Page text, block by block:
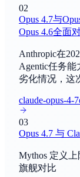
Claude
By
GPT-5.6
By
GPT-5.6
By
自然语
DROP
阅读理解
MATH
综合评估
02
Opus 4.7与
Opus 4.6全面
Anthropic在
Agentic任务
劣化情况，这
claude-opus-4-7
03
Opus 4.7 与
Mythos 定义
旗舰对比